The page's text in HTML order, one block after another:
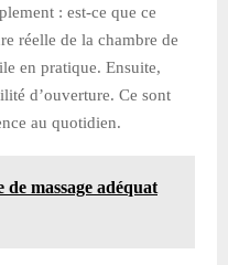
: est-ce que ce
réelle de la chambre de
en pratique. Ensuite,
d’ouverture. Ce sont
au quotidien.
de massage adéquat